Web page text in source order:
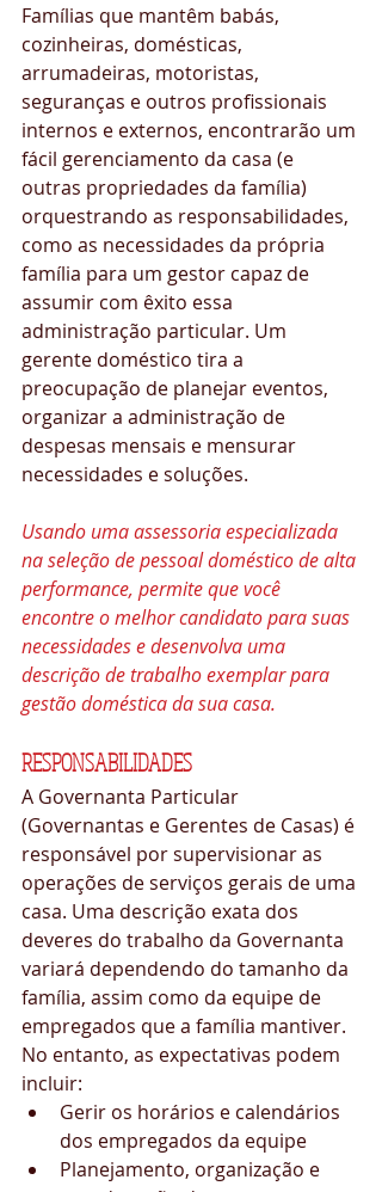
Famílias que mantêm babás,
cozinheiras, domésticas,
arrumadeiras, motoristas,
seguranças e outros profissionais
internos e externos, encontrarão um
fácil gerenciamento da casa (e
outras propriedades da família)
orquestrando as responsabilidades,
como as necessidades da própria
família para um gestor capaz de
assumir com êxito essa
administração particular. Um
gerente doméstico tira a
preocupação de planejar eventos,
organizar a administração de
despesas mensais e mensurar
necessidades e soluções.
Usando uma assessoria especializada
na seleção de pessoal doméstico de alta
performance, permite que você
encontre o melhor candidato para suas
necessidades e desenvolva uma
descrição de trabalho exemplar para
gestão doméstica da sua casa.
RESPONSABILIDADES
A Governanta Particular
(Governantas e Gerentes de Casas) é
responsável ​​por supervisionar as
operações de serviços gerais de uma
casa. Uma descrição exata dos
deveres do trabalho da Governanta
variará dependendo do tamanho da
família, assim como da equipe de
empregados que a família mantiver.
No entanto, as expectativas podem
incluir:
Gerir os horários e calendários
dos empregados da equipe
Planejamento, organização e